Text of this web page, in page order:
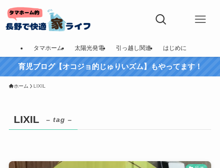
タマホーム 太陽光発電 引っ越し関連 はじめに
育児ブログ【オコジョ的じゅりいズム】もやってます！
ホーム LIXIL
LIXIL – tag –